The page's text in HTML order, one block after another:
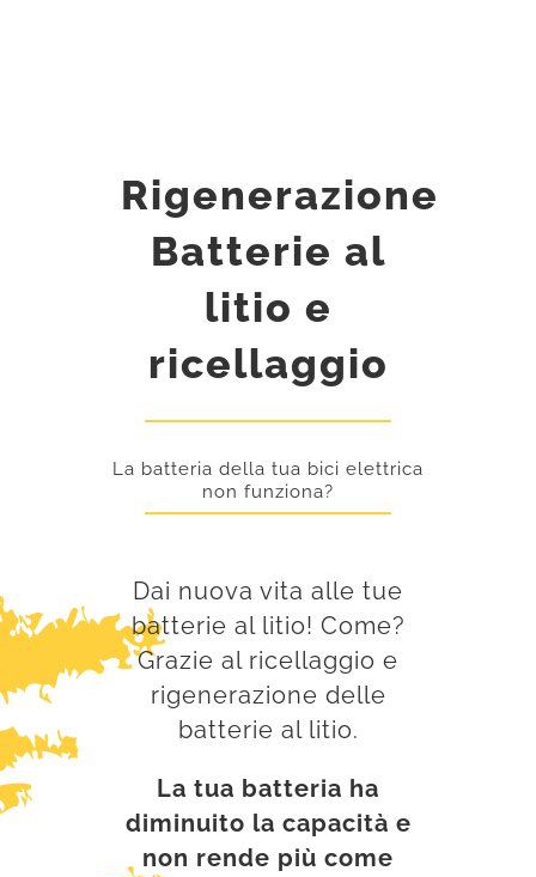
Rigenerazione
Batterie al
litio e
ricellaggio
La batteria della tua bici elettrica
non funziona?
Dai nuova vita alle tue
batterie al litio! Come?
Grazie al ricellaggio e
rigenerazione delle
batterie al litio.
La tua batteria ha
diminuito la capacità e
non rende più come